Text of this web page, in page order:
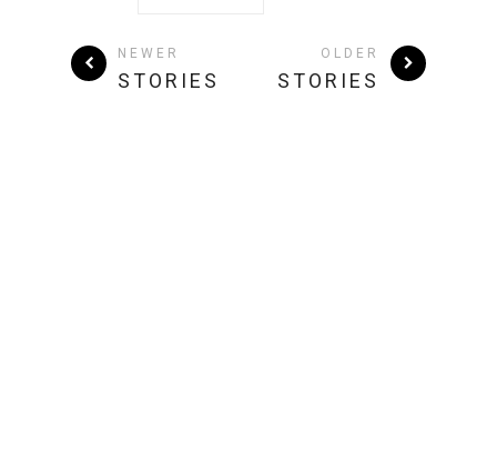
NEWER
STORIES
OLDER
STORIES